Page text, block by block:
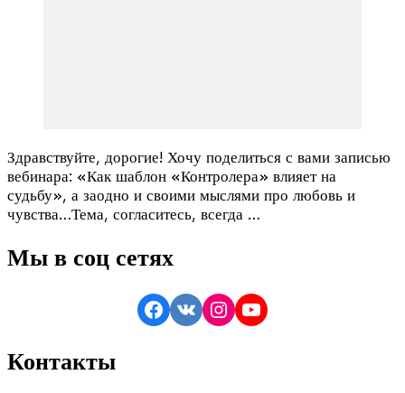
Здравствуйте, дорогие! Хочу поделиться с вами записью
вебинара: «Как шаблон «Контролера» влияет на
судьбу», а заодно и своими мыслями про любовь и
чувства…Тема, согласитесь, всегда …
Мы в соц сетях
Facebook
VKInstagram
YouTube
Контакты